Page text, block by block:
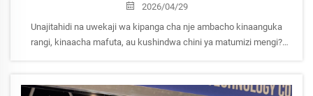
2026/04/29
Unajitahidi na uwekaji wa kipanga cha nje ambacho kinaanguka
rangi, kinaacha mafuta, au kushindwa chini ya matumizi mengi?
mali (ROI). Pata orodha yako ya maelezo sasa.